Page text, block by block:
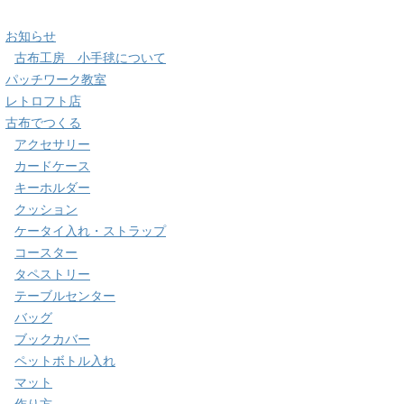
お知らせ
古布工房 小手毬について
パッチワーク教室
レトロフト店
古布でつくる
アクセサリー
カードケース
キーホルダー
クッション
ケータイ入れ・ストラップ
コースター
タペストリー
テーブルセンター
バッグ
ブックカバー
ペットボトル入れ
マット